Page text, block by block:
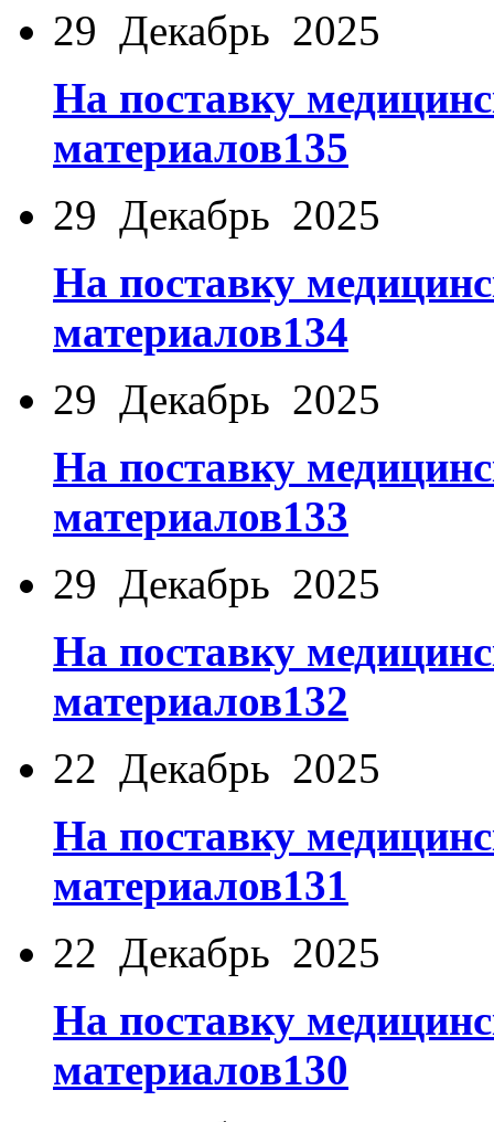
29 Декабрь 2025
На поставку
материалов135
29 Декабрь 2025
На поставку
материалов134
29 Декабрь 2025
На поставку
материалов133
29 Декабрь 2025
На поставку
материалов132
22 Декабрь 2025
На поставку
материалов131
22 Декабрь 2025
На поставку
материалов130